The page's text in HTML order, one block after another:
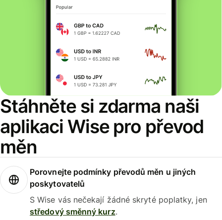
Stáhněte si zdarma naši
aplikaci Wise pro převod
měn
Porovnejte podmínky převodů měn u jiných
poskytovatelů
S Wise vás nečekají žádné skryté poplatky, jen
středový směnný kurz.